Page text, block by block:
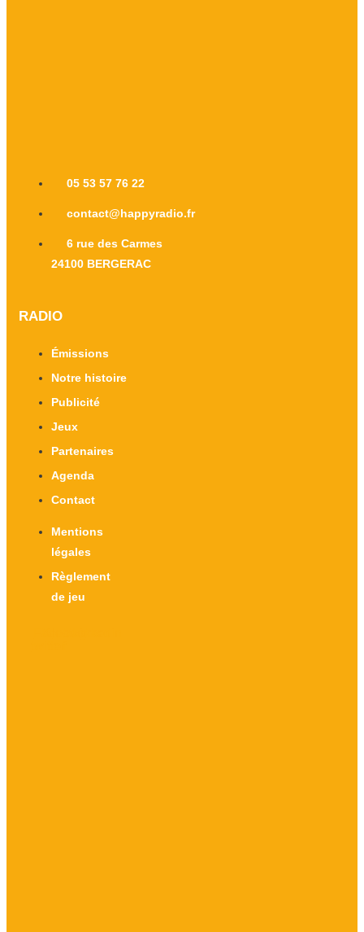
05 53 57 76 22
contact@happyradio.fr
6 rue des Carmes
24100 BERGERAC
RADIO
Émissions
Notre histoire
Publicité
Jeux
Partenaires
Agenda
Contact
Mentions
légales
Règlement
de jeu